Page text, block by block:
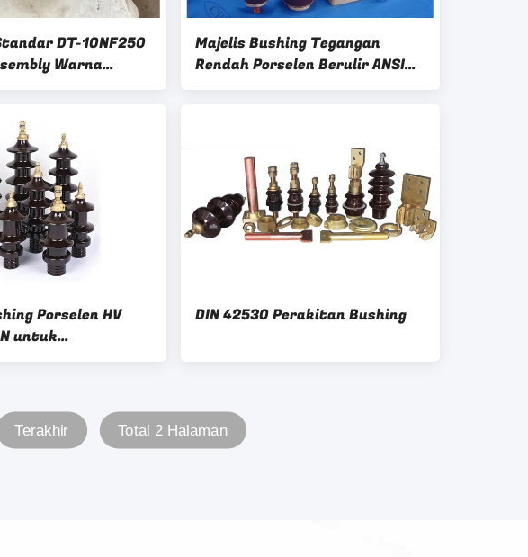
DT-10NF250
Warna
Tersedia
Majelis Bushing Tegangan
Rendah Porselen Berulir ANSI
Untuk Transformer
Porselen HV
untuk
DIN 42530 Perakitan Bushing
Terakhir Total 2 Halaman